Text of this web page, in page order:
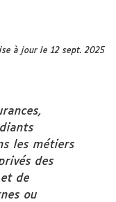
à jour le 12 sept. 2025
les métiers
des
de
ou